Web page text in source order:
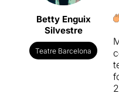
Betty Enguix
Silvestre
Teatre Barcelona